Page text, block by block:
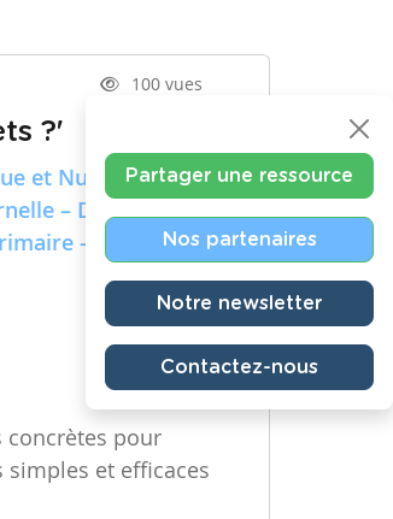
100 vues
?'
et Numérique)
– Deuxième
– Deuxième
concrètes pour
simples et efficaces
Partager une ressource
Nos partenaires
Notre newsletter
Contactez-nous